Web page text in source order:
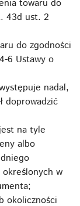
towaru do
43d ust. 2
do zgodności
6 Ustawy o
nadal,
doprowadzić
na tyle
albo
w
okoliczności